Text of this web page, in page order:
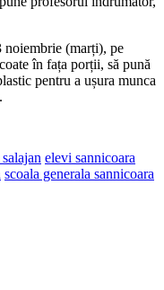
noiembrie (marți), pe
în fața porții, să pună
pentru a ușura munca
elevi sannicoara
scoala generala sannicoara